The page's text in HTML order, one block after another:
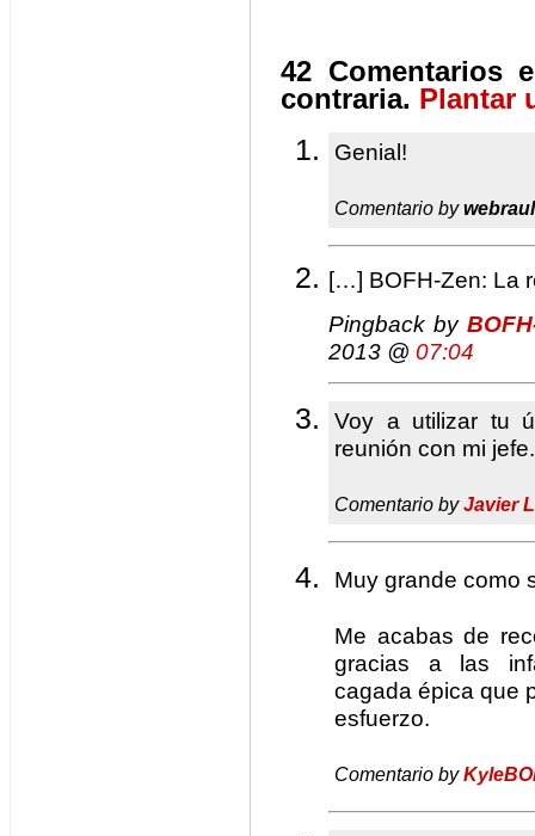
42 Comentarios
contraria. Plantar
Genial!
Comentario by
[…] BOFH-Zen: La
Pingback by
2013 @ 07:04
Voy a utilizar tu
reunión con mi jefe.
Comentario byJavier
Muy grande como
Me acabas de
gracias a las
cagada épica que
esfuerzo.
Comentario by